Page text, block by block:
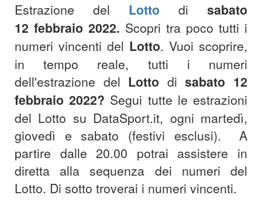
Estrazione del Lotto di sabato
12 febbraio 2022. Scopri tra poco tutti i
numeri vincenti del Lotto. Vuoi scoprire,
in tempo reale, tutti i numeri
dell'estrazione del Lotto disabato 12
febbraio 2022? Segui tutte le estrazioni
del Lotto su DataSport.it, ogni martedì,
giovedì e sabato (festivi esclusi). A
partire dalle 20.00 potrai assistere in
diretta alla sequenza dei numeri del
Lotto. Di sotto troverai i numeri vincenti.